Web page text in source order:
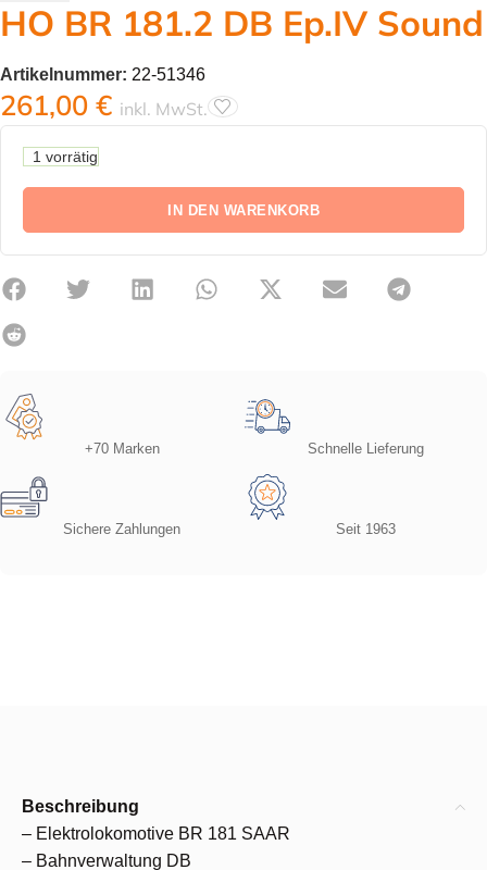
HO BR 181.2 DB Ep.IV Sound
Artikelnummer: 22-51346
261,00 € inkl. MwSt.
1 vorrätig
IN DEN WARENKORB
+70 Marken Schnelle Lieferung
Sichere Zahlungen Seit 1963
Beschreibung
– Elektrolokomotive BR 181 SAAR
– Bahnverwaltung DB